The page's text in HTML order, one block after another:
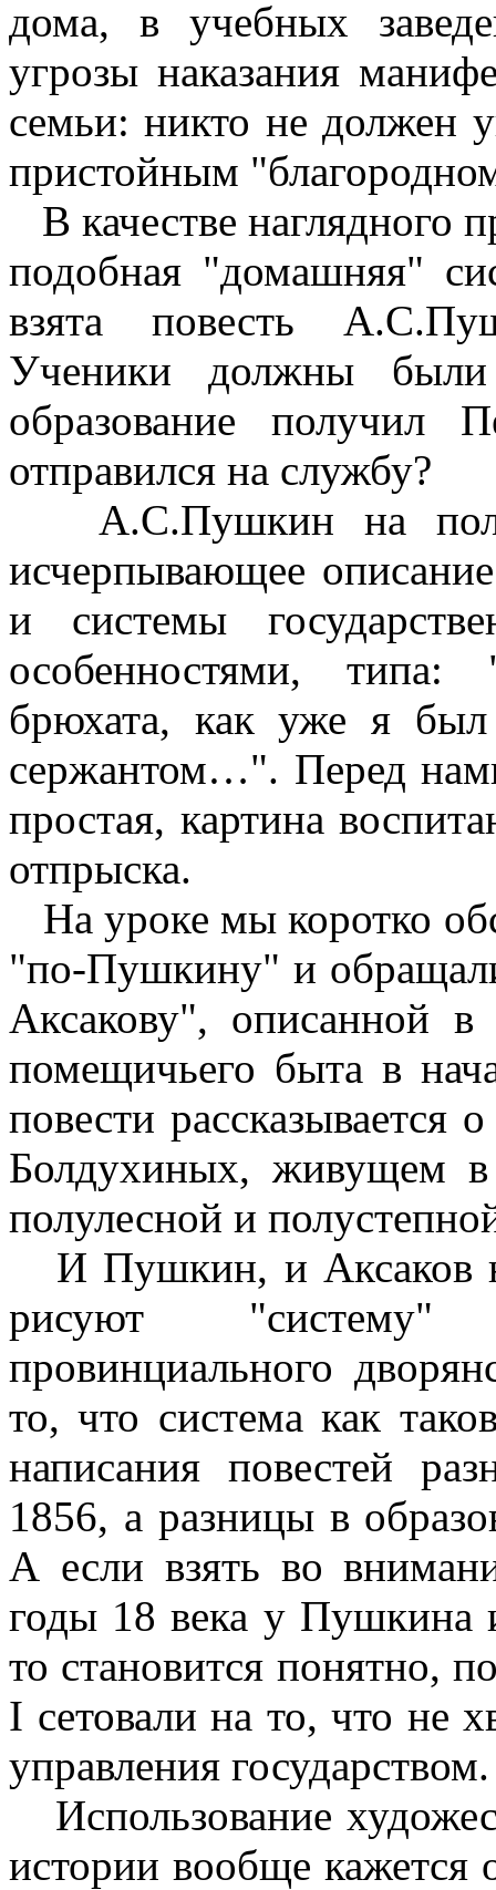
дома, в учебных
угрозы наказания
семьи: никто не должен
пристойным
В качестве наглядного
подобная "домашняя"
взята повесть
Ученики должны были
образование получил
отправился на службу?
А.С.Пушкин на
исчерпывающее
и системы
особенностями,
брюхата, как уже я
сержантом…". Перед
простая, картина
отпрыска.
На уроке мы коротко
"по-Пушкину" и
Аксакову", описанной
помещичьего быта в
повести рассказывается
Болдухиных, живущем в
полулесной и
И Пушкин, и Аксаков
рисуют "систему"
провинциального
то, что система как
написания повестей
1856, а разницы в
А если взять во
годы 18 века у Пушкина
то становится понятно,
I сетовали на то, что не
управления государством.
Использование
истории вообще кажется